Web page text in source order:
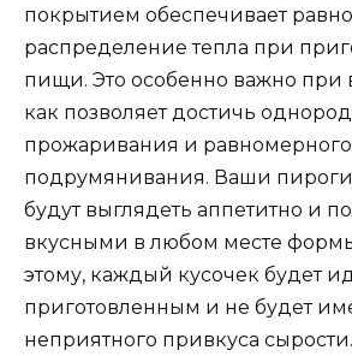
покрытием обеспечивает
распределение тепла при
пищи. Это особенно важно при
как позволяет достичь
прожаривания и равномерного
подрумянивания. Ваши
будут выглядеть аппетитно и
вкусными в любом месте
этому, каждый кусочек будет
приготовленным и не будет
неприятного привкуса сырости.